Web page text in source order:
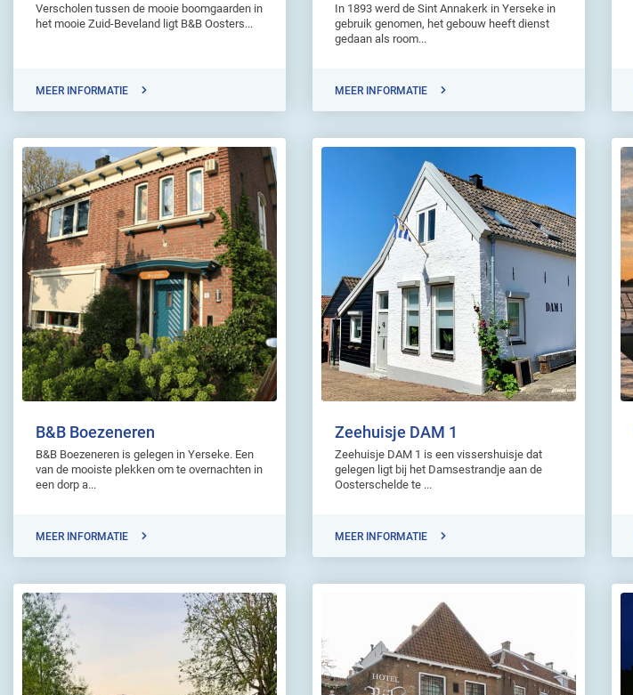
Verscholen tussen de mooie boomgaarden in
het mooie Zuid-Beveland ligt B&B Oosters...
MEER INFORMATIE
In 1893 werd de Sint Annakerk in Yerseke in
gebruik genomen, het gebouw heeft dienst
gedaan als room...
MEER INFORMATIE
B&B Boezeneren
B&B Boezeneren is gelegen in Yerseke. Een
van de mooiste plekken om te overnachten in
een dorp a...
MEER INFORMATIE
Zeehuisje DAM 1
Zeehuisje DAM 1 is een vissershuisje dat
gelegen ligt bij het Damsestrandje aan de
Oosterschelde te ...
MEER INFORMATIE